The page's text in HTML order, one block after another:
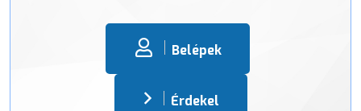
Belépek
Érdekel